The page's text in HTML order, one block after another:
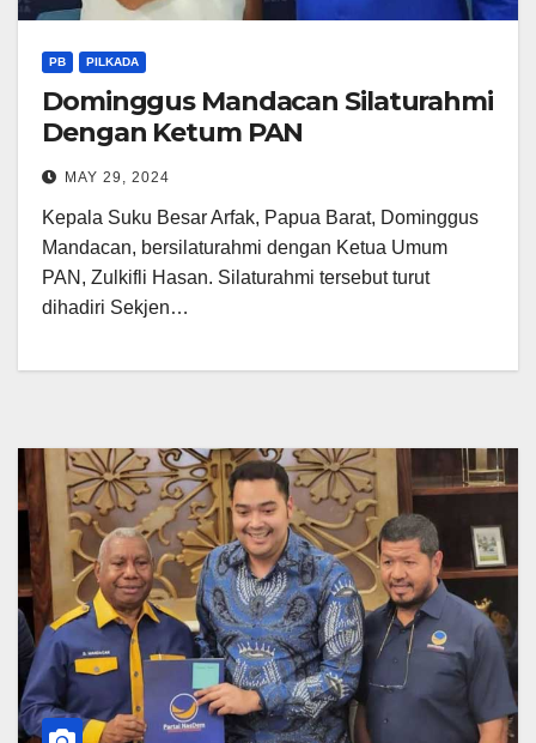
PB PILKADA
Dominggus Mandacan Silaturahmi
Dengan Ketum PAN
MAY 29, 2024
Kepala Suku Besar Arfak, Papua Barat, Dominggus
Mandacan, bersilaturahmi dengan Ketua Umum
PAN, Zulkifli Hasan. Silaturahmi tersebut turut
dihadiri Sekjen…